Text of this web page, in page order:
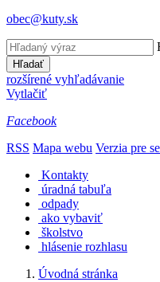
obec@kuty.sk
Hľadať
rozšírené vyhľadávanie
Vytlačiť
Facebook
RSS Mapa webu Verzia pre
Kontakty
úradná tabuľa
odpady
ako vybaviť
školstvo
hlásenie rozhlasu
Úvodná stránka